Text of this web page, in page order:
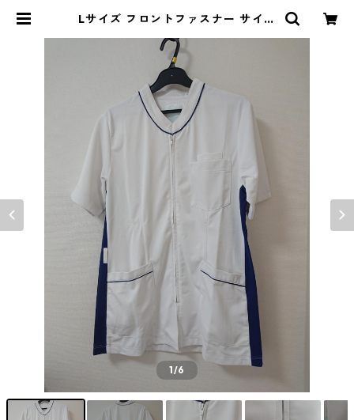
Lサイズ フロントファスナー サイド
IY-1129◆ | DOLUCK PRODUC
E
1/6